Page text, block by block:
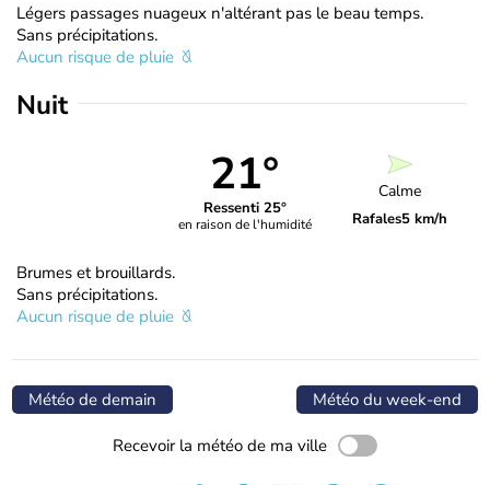
Légers passages nuageux n'altérant pas le beau temps.
Sans précipitations.
Aucun risque de pluie
Nuit
21°
Ressenti 25°
en raison de l'humidité
Calme
Rafales5 km/h
Brumes et brouillards.
Sans précipitations.
Aucun risque de pluie
Météo de demain Météo du week-end
Recevoir la météo de ma ville